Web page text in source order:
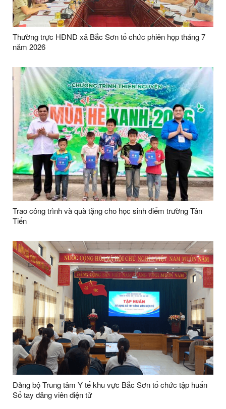
Thường trực HĐND xã Bắc Sơn tổ chức phiên họp tháng 7
năm 2026
Trao công trình và quà tặng cho học sinh điểm trường Tân
Tiến
Đảng bộ Trung tâm Y tế khu vực Bắc Sơn tổ chức tập huấn
Sổ tay đảng viên điện tử